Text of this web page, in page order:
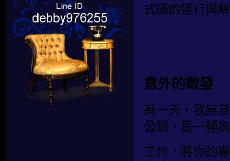
式碼的運行與
意外的啟發
有一天，我無
公關，是一種
工作，將你的